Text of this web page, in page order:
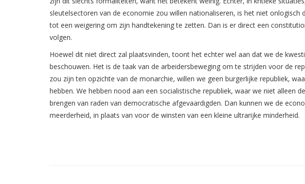
sleutelsectoren van de economie zou willen nationaliseren, is het niet onlogisch
tot een weigering om zijn handtekening te zetten. Dan is er direct een
volgen.
Hoewel dit niet direct zal plaatsvinden, toont het echter wel aan dat we de
beschouwen. Het is de taak van de arbeidersbeweging om te strijden voor de
zou zijn ten opzichte van de monarchie, willen we geen burgerlijke republiek,
hebben. We hebben nood aan een socialistische republiek, waar we niet alleen
brengen van raden van democratische afgevaardigden. Dan kunnen we de
meerderheid, in plaats van voor de winsten van een kleine ultrarijke minderheid.